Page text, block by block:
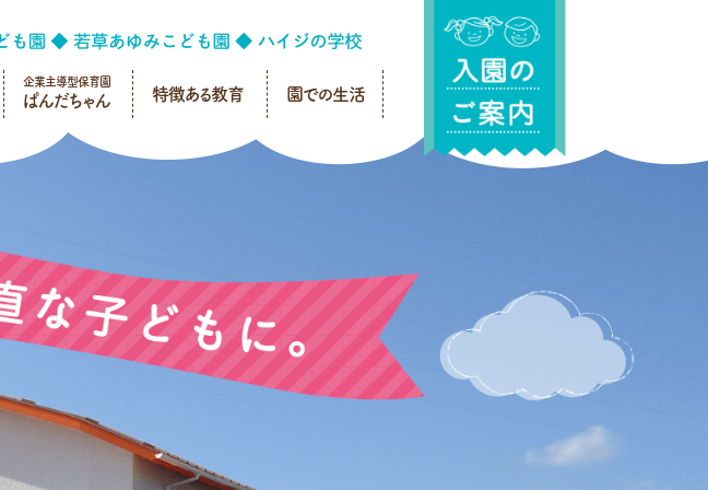
企業主導型保育園
ぱんだちゃん 特徴ある教育 園での生活